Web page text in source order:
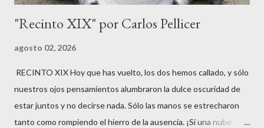
"Recinto XIX" por Carlos Pellicer
agosto 02, 2026
RECINTO XIX Hoy que has vuelto, los dos hemos callado, y sólo
nuestros ojos pensamientos alumbraron la dulce oscuridad de
estar juntos y no decirse nada. Sólo las manos se estrecharon
tanto como rompiendo el hierro de la ausencia. ¡Si una nube